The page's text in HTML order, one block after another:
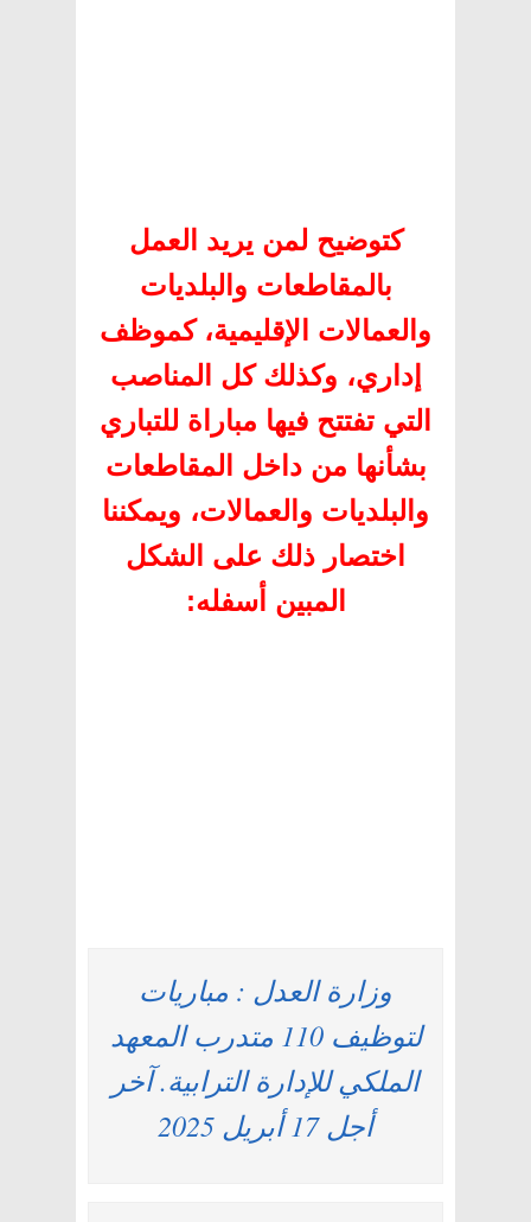
كتوضيح لمن يريد العمل
بالمقاطعات والبلديات
والعمالات الإقليمية، كموظف
إداري، وكذلك كل المناصب
التي تفتتح فيها مباراة للتباري
بشأنها من داخل المقاطعات
والبلديات والعمالات، ويمكننا
اختصار ذلك على الشكل
المبين أسفله:
وزارة العدل : مباريات
لتوظيف 110 متدرب المعهد
الملكي للإدارة الترابية. آخر
أجل 17 أبريل 2025